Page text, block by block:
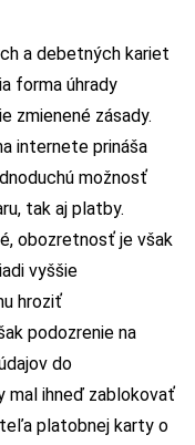
a debetných kariet
forma úhrady
zmienené zásady.
internete prináša
možnosť
tak aj platby.
obozretnosť je však
vyššie
hroziť
podozrenie na
do
mal ihneď zablokovať
platobnej karty o